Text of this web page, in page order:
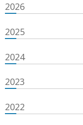
2026
2025
2024
2023
2022